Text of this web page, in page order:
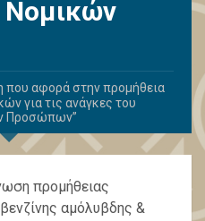
Νομικών
που αφορά στην προμήθεια
για τις ανάγκες του
Προσώπων”
προμήθειας
αμόλυβδης &